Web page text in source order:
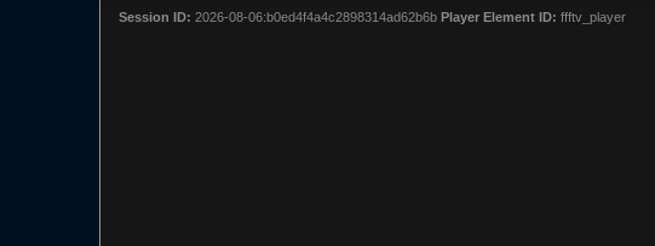
Session ID: 2026-08-06:b0ed4f4a4c2898314ad62b6b Player Element ID: ffftv_player